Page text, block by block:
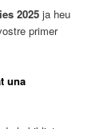
2025 ja heu
primer
una